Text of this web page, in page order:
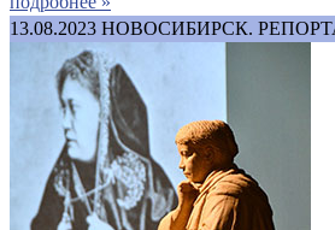
13.08.2023 НОВОСИБИРСК.